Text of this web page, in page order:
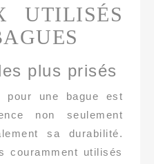
UTILISÉS
plus prisés
pour une bague est
non seulement
sa durabilité.
couramment utilisés